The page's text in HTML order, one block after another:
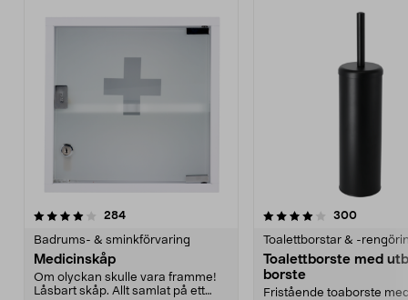
284recensioner
Badrums- & sminkförvaring
Medicinskåp
Om olyckan skulle vara framme!
Låsbart skåp. Allt samlat på ett
4.0av 5 stjärnor 300
Toalettborstar & -
Toalettborste med
borste
Fristående toaborste
4.0av 5 stjärnor